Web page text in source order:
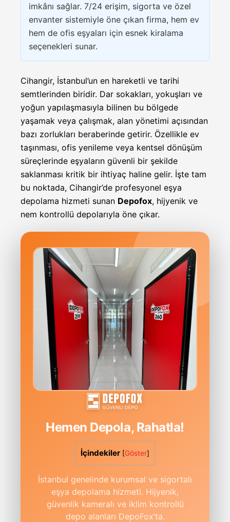
imkânı sağlar. 7/24 erişim, sigorta ve özel
envanter sistemiyle öne çıkan firma, hem ev
hem de ofis eşyaları için esnek kiralama
seçenekleri sunar.
Cihangir, İstanbul’un en hareketli ve tarihi
semtlerinden biridir. Dar sokakları, yokuşları ve
yoğun yapılaşmasıyla bilinen bu bölgede
yaşamak veya çalışmak, alan yönetimi açısından
bazı zorlukları beraberinde getirir. Özellikle ev
taşınması, ofis yenileme veya kentsel dönüşüm
süreçlerinde eşyaların güvenli bir şekilde
saklanması kritik bir ihtiyaç haline gelir. İşte tam
bu noktada, Cihangir’de profesyonel eşya
depolama hizmeti sunan Depofox, hijyenik ve
nem kontrollü depolarıyla öne çıkar.
Hemen Depola, Rahatla!
İçindekiler [Göster]
İstanbul genelinde kurumsal ve sigortalı
eşya depolama hizmeti. Hijyenik,
güvenlik kameralı ve iklim kontrollü
depo alanları DepoFox’ta.